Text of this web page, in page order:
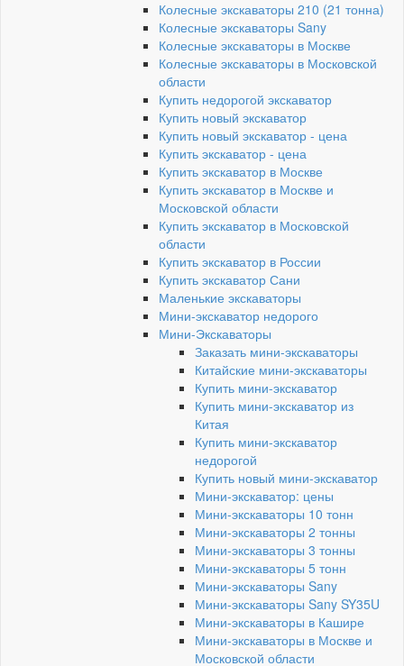
Колесные экскаваторы 210 (21 тонна)
Колесные экскаваторы Sany
Колесные экскаваторы в Москве
Колесные экскаваторы в Московской
области
Купить недорогой экскаватор
Купить новый экскаватор
Купить новый экскаватор - цена
Купить экскаватор - цена
Купить экскаватор в Москве
Купить экскаватор в Москве и
Московской области
Купить экскаватор в Московской
области
Купить экскаватор в России
Купить экскаватор Сани
Маленькие экскаваторы
Мини-экскаватор недорого
Мини-Экскаваторы
Заказать мини-экскаваторы
Китайские мини-экскаваторы
Купить мини-экскаватор
Купить мини-экскаватор из
Китая
Купить мини-экскаватор
недорогой
Купить новый мини-экскаватор
Мини-экскаватор: цены
Мини-экскаваторы 10 тонн
Мини-экскаваторы 2 тонны
Мини-экскаваторы 3 тонны
Мини-экскаваторы 5 тонн
Мини-экскаваторы Sany
Мини-экскаваторы Sany SY35U
Мини-экскаваторы в Кашире
Мини-экскаваторы в Москве и
Московской области